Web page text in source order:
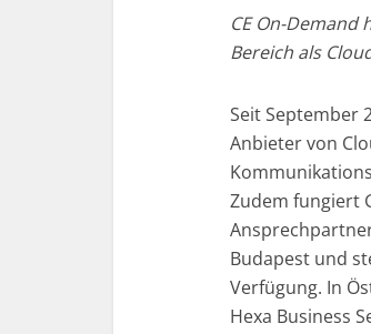
CE On-Demand
Bereich als
Seit September
Anbieter von
Zudem fungiert
Budapest und
Verfügung. In
Hexa Business